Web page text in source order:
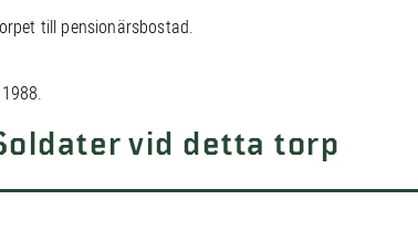
till pensionärsbostad.
vid detta torp